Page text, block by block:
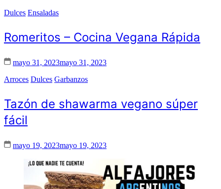
Dulces Ensaladas
Romeritos – Cocina Vegana Rápida
mayo 31, 2023mayo 31, 2023
Arroces Dulces Garbanzos
Tazón de shawarma vegano súper
fácil
mayo 19, 2023mayo 19, 2023